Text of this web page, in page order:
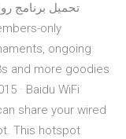
only
ongoing
and more goodies
· Baidu WiFi
share your wired
This hotspot